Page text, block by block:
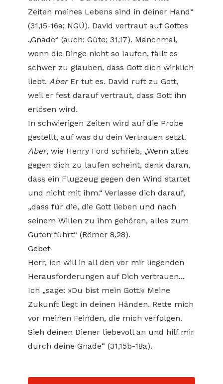
Zeiten meines Lebens sind in deiner Hand“
(31,15-16a; NGÜ). David vertraut auf Gottes
„Gnade“ (auch: Güte; 31,17). Manchmal,
wenn die Dinge nicht so laufen, fällt es
schwer zu glauben, dass Gott dich wirklich
liebt. AberEr tut es. David ruft zu Gott,
weil er fest darauf vertraut, dass Gott ihn
erlösen wird.
In schwierigen Zeiten wird auf die Probe
gestellt, auf was du dein Vertrauen setzt.
Aber, wie Henry Ford schrieb, „Wenn alles
gegen dich zu laufen scheint, denk daran,
dass ein Flugzeug gegen den Wind startet
und nicht mit ihm.“ Verlasse dich darauf,
„dass für die, die Gott lieben und nach
seinem Willen zu ihm gehören, alles zum
Guten führt“ (Römer 8,28).
Gebet
Herr, ich will in all den vor mir liegenden
Herausforderungen auf Dich vertrauen...
Ich „sage: »Du bist mein Gott!« Meine
Zukunft liegt in deinen Händen. Rette mich
vor meinen Feinden, die mich verfolgen.
Sieh deinen Diener liebevoll an und hilf mir
durch deine Gnade“ (31,15b-18a).